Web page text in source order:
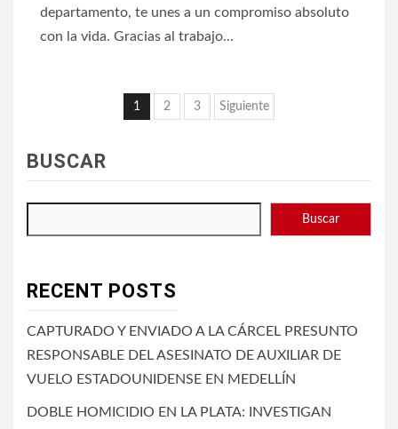
departamento, te unes a un compromiso absoluto
con la vida. Gracias al trabajo...
Paginación
1 2 3 Siguiente
BUSCAR
Buscar
RECENT POSTS
CAPTURADO Y ENVIADO A LA CÁRCEL PRESUNTO
RESPONSABLE DEL ASESINATO DE AUXILIAR DE
VUELO ESTADOUNIDENSE EN MEDELLÍN
DOBLE HOMICIDIO EN LA PLATA: INVESTIGAN